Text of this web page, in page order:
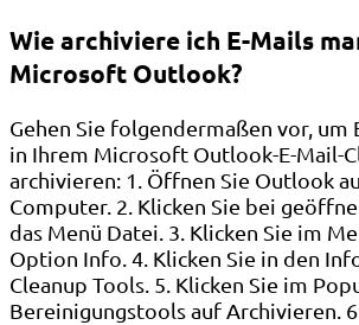
Wie archiviere ich E-Mails
Microsoft Outlook?
Gehen Sie folgendermaßen vor, um
in Ihrem Microsoft Outlook-E-Mail-
archivieren: 1. Öffnen Sie Outlook
Computer. 2. Klicken Sie bei
das Menü Datei. 3. Klicken Sie im
Option Info. 4. Klicken Sie in den
Cleanup Tools. 5. Klicken Sie im
Bereinigungstools auf Archivieren.